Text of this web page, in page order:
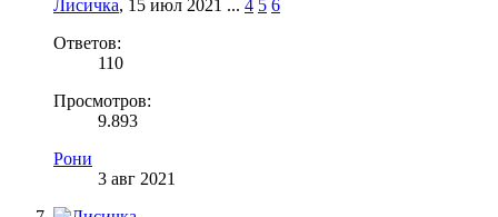
Лисичка, 15 июл 2021 ... 4 5 6
Ответов:
110
Просмотров:
9.893
Рони
3 авг 2021